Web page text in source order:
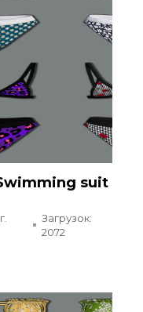
suit
Загрузок:
2072